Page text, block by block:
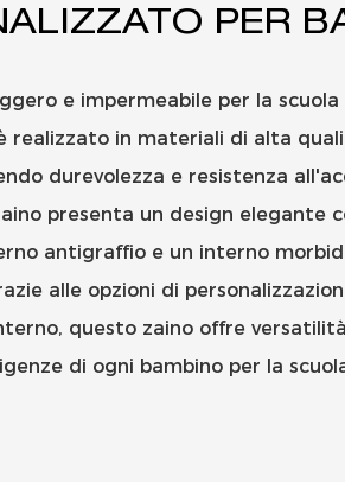
PER
e impermeabile per la
realizzato in materiali di alta
durevolezza e resistenza
presenta un design elegante
antigraffio e un interno
alle opzioni di
questo zaino offre
di ogni bambino per la